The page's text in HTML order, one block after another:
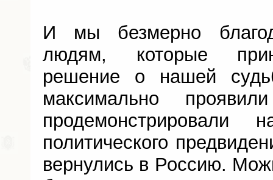
И мы безмерно
людям, которые
решение о нашей
максимально
политического
вернулись в Россию.